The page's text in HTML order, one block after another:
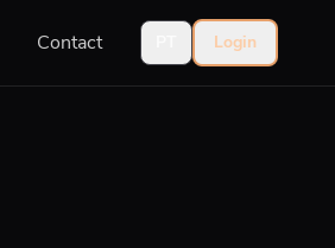
Contact Login